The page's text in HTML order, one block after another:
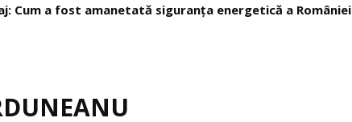
Cum a fost amanetată siguranța energetică a României